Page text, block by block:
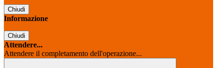
Chiudi
Informazione
Chiudi
Attendere...
Attendere il completamento dell'operazione...